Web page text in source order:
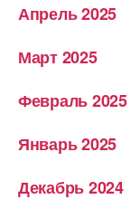
Апрель 2025
Март 2025
Февраль 2025
Январь 2025
Декабрь 2024